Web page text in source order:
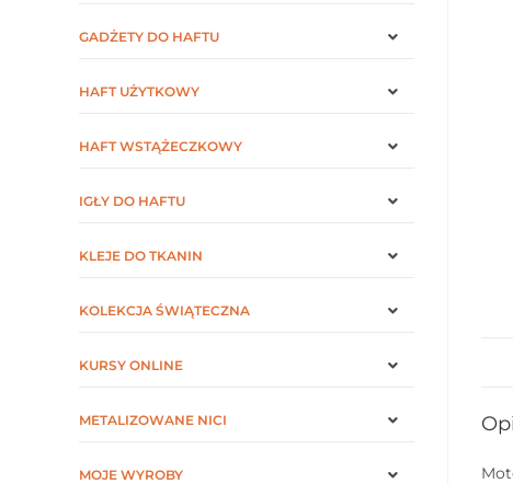
GADŻETY DO HAFTU
HAFT UŻYTKOWY
HAFT WSTĄŻECZKOWY
IGŁY DO HAFTU
KLEJE DO TKANIN
KOLEKCJA ŚWIĄTECZNA
KURSY ONLINE
METALIZOWANE NICI
MOJE WYROBY